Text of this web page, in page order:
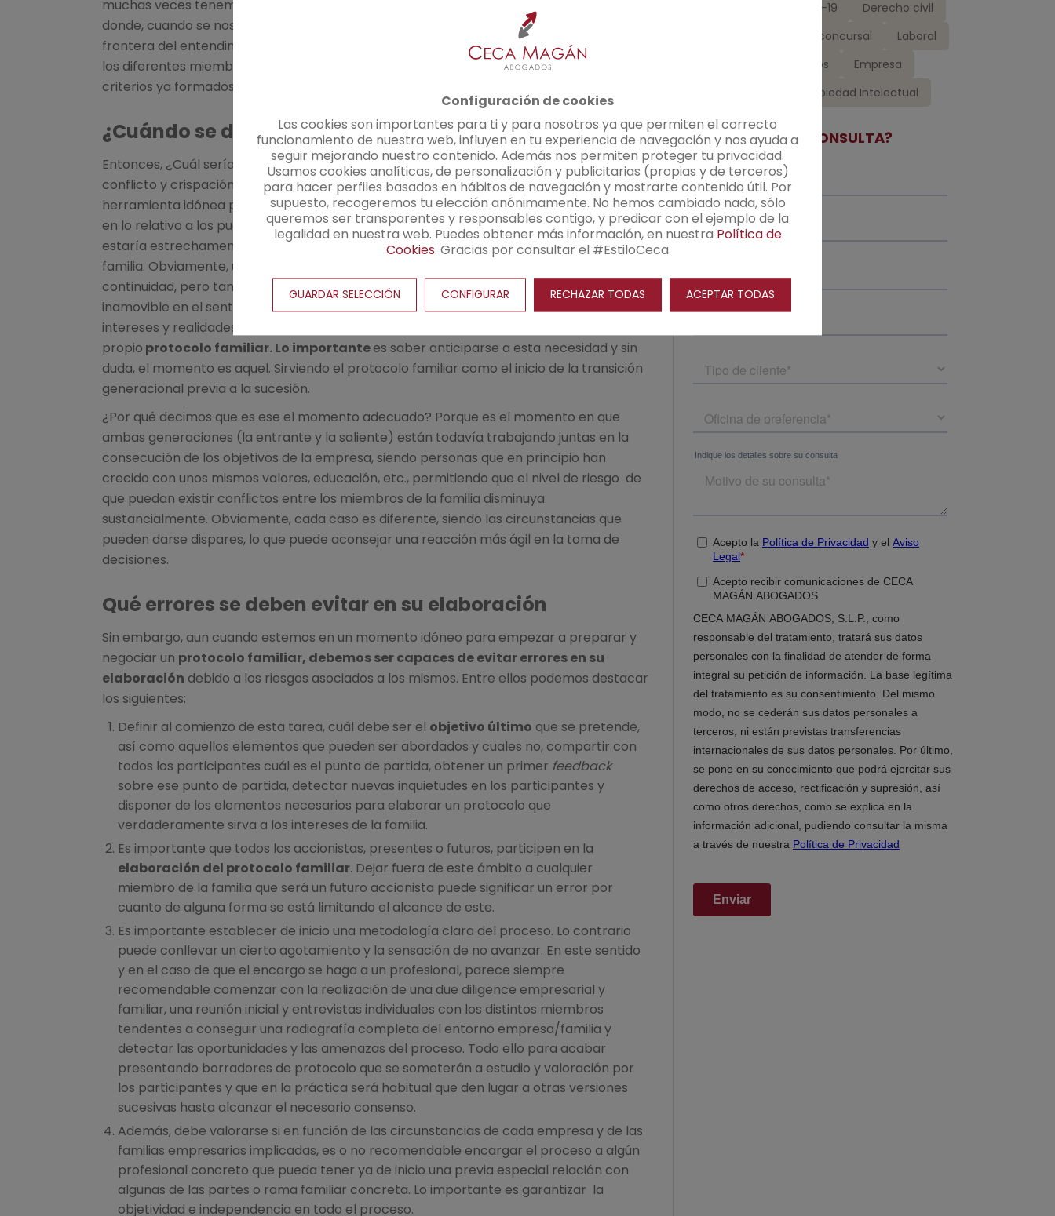
muchas veces tenemos que enfrentarnos a una realidad imposible ya de gestionar en
donde, cuando se nos pide ayuda, hace ya tiempo que se ha sobrepasado la última
frontera del entendimiento, resultando ya imposible o muy difícil sentar en una mesa a
los diferentes miembros de la familia empresaria, cada uno con sus intereses, sus
criterios ya formados y un conflicto evidente encima de la mesa.
¿Cuándo se debe hacer el protocolo familiar?
Entonces, ¿Cuál sería ese momento? Obviamente antes de llegar a una situación de
conflicto y crispación irreversible. Elprotocolo familiardebe entenderse como una
herramienta idónea para regular la sucesión empresarial tanto en la propiedad como
en lo relativo a los puestos de dirección y gestión de esta. Por eso, el momento óptimo
estaría estrechamente
relacionado con el relevo generacionalde los miembros de la
familia. Obviamente, un protocolo familiar se hace con vocación de permanencia y
continuidad, pero tampoco tiene que resultar un texto que quede cristalizado,
inamovible en el sentido de que tenga que valer por igual a distintas generaciones con
intereses y realidades socioeconómicas diferentes. Cada generación puede tener su
propio protocolo familiar. Lo importantees saber anticiparse a esta necesidad y sin
duda, el momento es aquel. Sirviendo el protocolo familiar como el inicio de la transición
generacional previa a la sucesión.
¿Por qué decimos que es ese el momento adecuado? Porque es el momento en que
ambas generaciones (la entrante y la saliente) están todavía trabajando juntas en la
consecución de los objetivos de la empresa, siendo personas que en principio han
crecido con unos mismos valores, educación, etc., permitiendo que el nivel de riesgo de
que puedan existir conflictos entre los miembros de la familia disminuya
sustancialmente. Obviamente, cada caso es diferente, siendo las circunstancias que
pueden darse dispares, lo que puede aconsejar una reacción más ágil en la toma de
decisiones.
Qué errores se deben evitar en su elaboración
Sin embargo, aun cuando estemos en un momento idóneo para empezar a preparar y
negociar un protocolo familiar, debemos ser capaces de evitar errores en su
elaboración debido a los riesgos asociados a los mismos. Entre ellos podemos destacar
los siguientes:
Definir al comienzo de esta tarea, cuál debe ser el objetivo último que se pretende,
así como aquellos elementos que pueden ser abordados y cuales no, compartir con
todos los participantes cuál es el punto de partida, obtener un primer feedback
sobre ese punto de partida, detectar nuevas inquietudes en los participantes y
disponer de los elementos necesarios para elaborar un protocolo que
verdaderamente sirva a los intereses de la familia.
Es importante que todos los accionistas, presentes o futuros, participen en la
elaboración del protocolo familiar. Dejar fuera de este ámbito a cualquier
miembro de la familia que será un futuro accionista puede significar un error por
cuanto de alguna forma se está limitando el alcance de este.
Es importante establecer de inicio una metodología clara del proceso. Lo contrario
puede conllevar un cierto agotamiento y la sensación de no avanzar. En este sentido
y en el caso de que el encargo se haga a un profesional, parece siempre
recomendable comenzar con la realización de una due diligence empresarial y
familiar, una reunión inicial y entrevistas individuales con los distintos miembros
tendentes a conseguir una radiografía completa del entorno empresa/familia y
detectar las oportunidades y las amenazas del proceso. Todo ello para acabar
presentando borradores de protocolo que se someterán a estudio y valoración por
los participantes y que en la práctica será habitual que den lugar a otras versiones
sucesivas hasta alcanzar el necesario consenso.
Además, debe valorarse si en función de las circunstancias de cada empresa y de las
familias empresarias implicadas, es o no recomendable encargar el proceso a algún
profesional concreto que pueda tener ya de inicio una previa especial relación con
algunas de las partes o rama familiar concreta. Lo importante es garantizar la
objetividad e independencia en todo el proceso.
COVID-19
Derecho civil
Derecho concursal
Laboral
Gestión de despachos
Empresa
Propiedad Intelectual
¿TIENE ALGUNA CONSULTA?
Configuración de cookies
Las cookies son importantes para ti y para nosotros ya que permiten el correcto
funcionamiento de nuestra web, influyen en tu experiencia de navegación y nos ayuda a
seguir mejorando nuestro contenido. Además nos permiten proteger tu privacidad.
Usamos cookies analíticas, de personalización y publicitarias (propias y de terceros)
para hacer perfiles basados en hábitos de navegación y mostrarte contenido útil. Por
supuesto, recogeremos tu elección anónimamente. No hemos cambiado nada, sólo
queremos ser transparentes y responsables contigo, y predicar con el ejemplo de la
legalidad en nuestra web. Puedes obtener más información, en nuestra Política de
Cookies. Gracias por consultar el #EstiloCeca
ACEPTAR TODAS
RECHAZAR TODAS
CONFIGURAR
GUARDAR SELECCIÓN